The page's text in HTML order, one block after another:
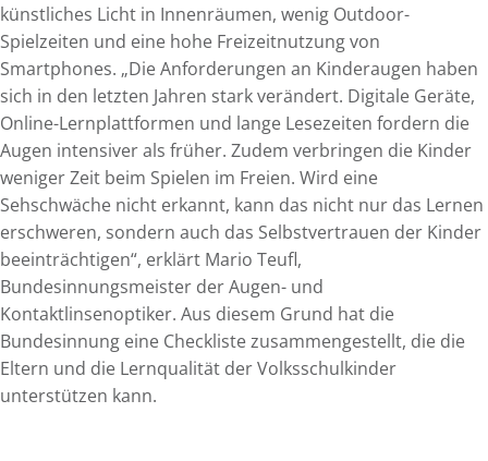
künstliches Licht in Innenräumen, wenig Outdoor-
Spielzeiten und eine hohe Freizeitnutzung von
Smartphones. „Die Anforderungen an Kinderaugen haben
sich in den letzten Jahren stark verändert. Digitale Geräte,
Online-Lernplattformen und lange Lesezeiten fordern die
Augen intensiver als früher. Zudem verbringen die Kinder
weniger Zeit beim Spielen im Freien. Wird eine
Sehschwäche nicht erkannt, kann das nicht nur das Lernen
erschweren, sondern auch das Selbstvertrauen der Kinder
beeinträchtigen“, erklärt Mario Teufl,
Bundesinnungsmeister der Augen- und
Kontaktlinsenoptiker. Aus diesem Grund hat die
Bundesinnung eine Checkliste zusammengestellt, die die
Eltern und die Lernqualität der Volksschulkinder
unterstützen kann.